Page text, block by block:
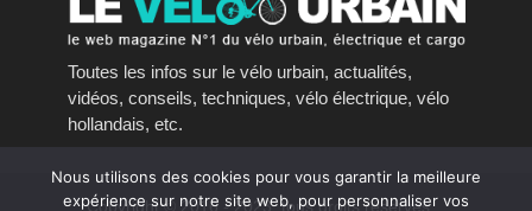
Toutes les infos sur le vélo urbain, actualités,
vidéos, conseils, techniques, vélo électrique, vélo
hollandais, etc.
Copyright © 2016 - 2023, tous droits réservés.
Nous utilisons des cookies pour vous garantir la meilleure
expérience sur notre site web, pour personnaliser vos